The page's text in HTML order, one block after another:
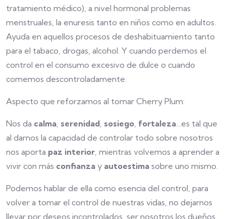
tratamiento médico), a nivel hormonal problemas
menstruales, la enuresis tanto en niños como en adultos.
Ayuda en aquellos procesos de deshabituamiento tanto
para el tabaco, drogas, alcohol. Y cuando perdemos el
control en el consumo excesivo de dulce o cuando
comemos descontroladamente.
Aspecto que reforzamos al tomar Cherry Plum:
Nos da calma, serenidad, sosiego, fortaleza…es tal que
al darnos la capacidad de controlar todo sobre nosotros
nos aporta paz interior, mientras volvemos a aprender a
vivir con más confianza y autoestima sobre uno mismo.
Podemos hablar de ella como esencia del control, para
volver a tomar el control de nuestras vidas, no dejarnos
llevar por deseos incontrolados, ser nosotros los dueños